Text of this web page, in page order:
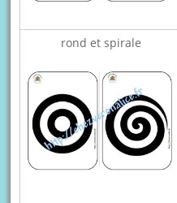
rond et spirale